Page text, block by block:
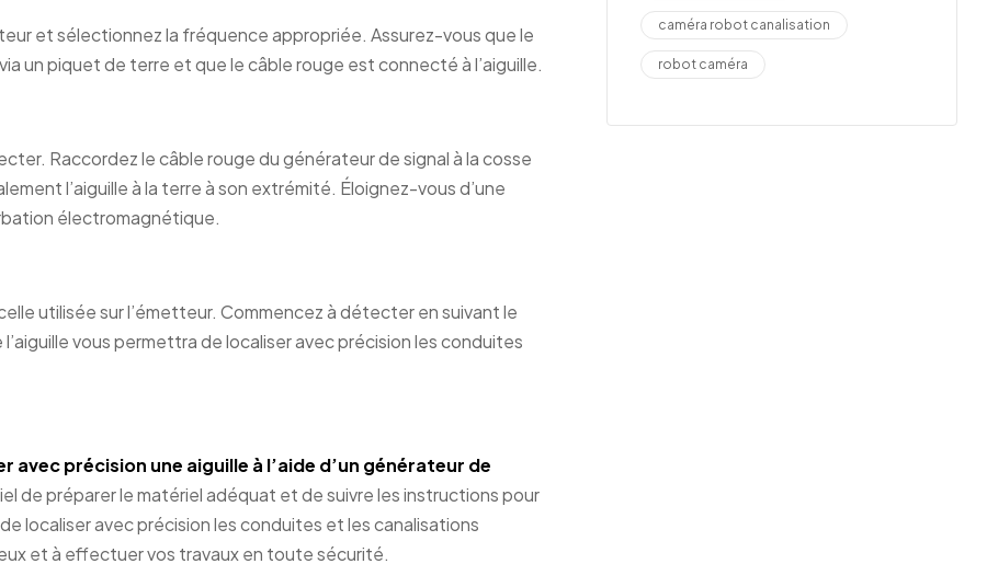
et sélectionnez la fréquence appropriée. Assurez-vous que le
un piquet de terre et que le câble rouge est connecté à l’aiguille.
Raccordez le câble rouge du générateur de signal à la cosse
l’aiguille à la terre à son extrémité. Éloignez-vous d’une
électromagnétique.
utilisée sur l’émetteur. Commencez à détecter en suivant le
vous permettra de localiser avec précision les conduites
précision une aiguille à l’aide d’un générateur de
de préparer le matériel adéquat et de suivre les instructions pour
avec précision les conduites et les canalisations
et à effectuer vos travaux en toute sécurité.
caméra robot canalisation
robot caméra